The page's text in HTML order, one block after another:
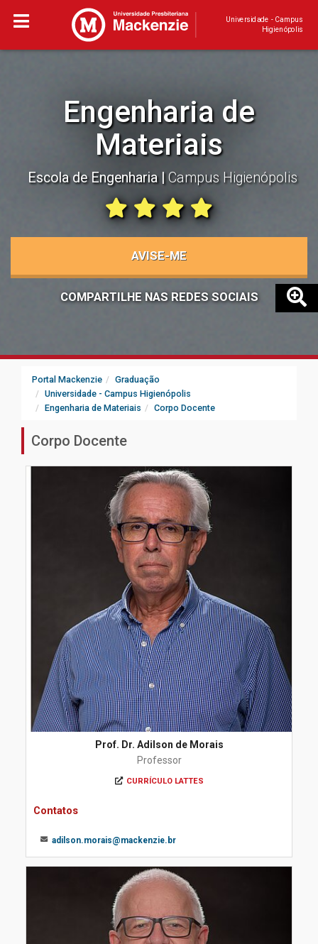
Universidade - Campus
Higienópolis
Engenharia de
Materiais
Escola de Engenharia Campus Higienópolis
AVISE-ME
COMPARTILHE NAS REDES SOCIAIS
Portal Mackenzie
Graduação
Universidade - Campus Higienópolis
Engenharia de Materiais
Corpo Docente
Corpo Docente
Prof. Dr. Adilson de Morais
Professor
CURRÍCULO LATTES
Contatos
adilson.morais@mackenzie.br